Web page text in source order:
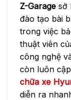
Z-Garage sở
đào tạo bài
trong việc
thuật viên
công nghệ
còn luôn
chữa xe
diễn ra